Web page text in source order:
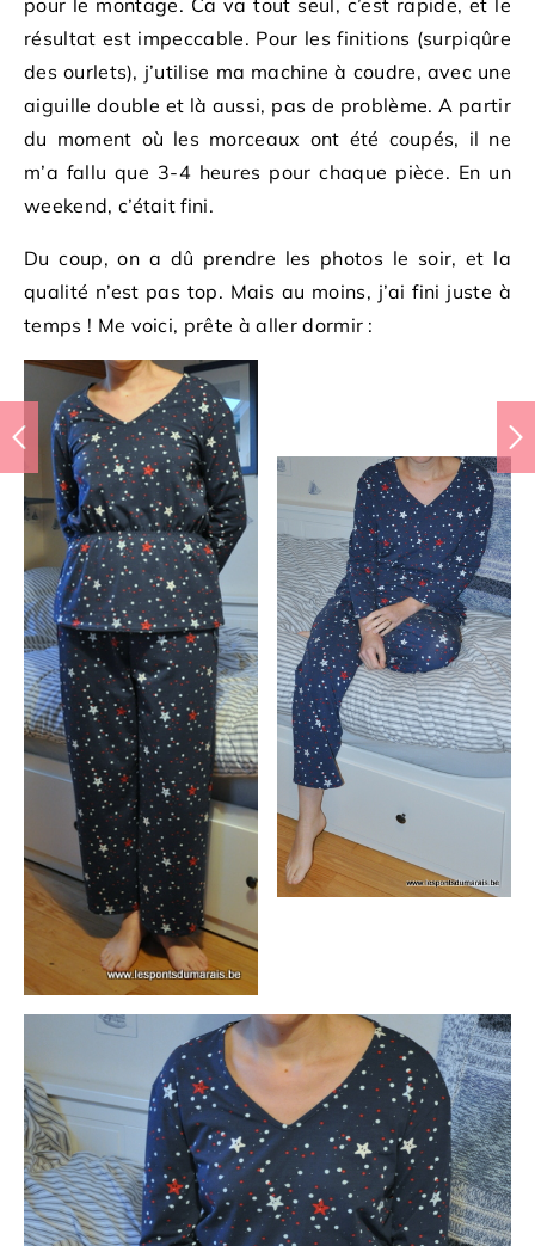
résultat est impeccable. Pour les finitions (surpiqûre
des ourlets), j’utilise ma machine à coudre, avec une
aiguille double et là aussi, pas de problème. A partir
du moment où les morceaux ont été coupés, il ne
m’a fallu que 3-4 heures pour chaque pièce. En un
weekend, c’était fini.
Du coup, on a dû prendre les photos le soir, et la
qualité n’est pas top. Mais au moins, j’ai fini juste à
temps ! Me voici, prête à aller dormir :